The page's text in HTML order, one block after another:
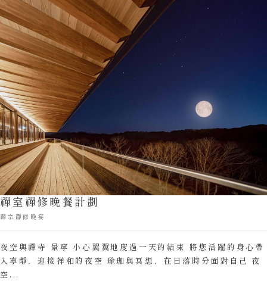
禪室禪修晚餐計劃
禪宗靜修晚宴
夜空與禪寺 景寧 小心翼翼地度過一天的結束 將您活躍的身心帶
入寧靜，迎接祥和的夜空 瑜珈與冥想，在日落時分面對自己 夜
空...